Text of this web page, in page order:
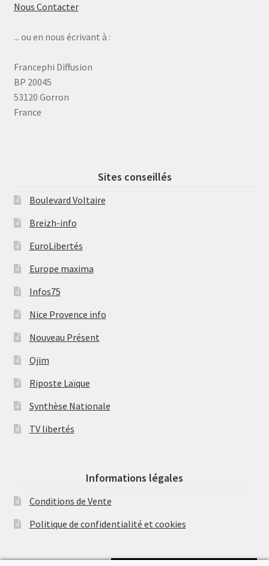
Nous Contacter
... ou en nous écrivant à :
Francephi Diffusion
BP 20045
53120 Gorron
France
Sites conseillés
Boulevard Voltaire
Breizh-info
EuroLibertés
Europe maxima
Infos75
Nice Provence info
Nouveau Présent
Ojim
Riposte Laïque
Synthèse Nationale
TV libertés
Informations légales
Conditions de Vente
Politique de confidentialité et cookies